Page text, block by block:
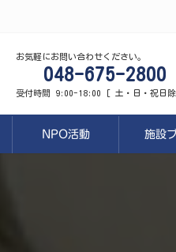
お気軽にお問い合わせください。
048-675-2800
受付時間 9:00-18:00 [ 土・日・祝日
NPO活動 施設